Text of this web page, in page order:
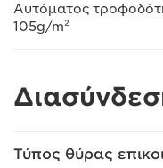
Αυτόματος
105g/m²
Τύπος θύρας